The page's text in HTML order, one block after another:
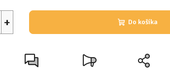
+ Do košíka